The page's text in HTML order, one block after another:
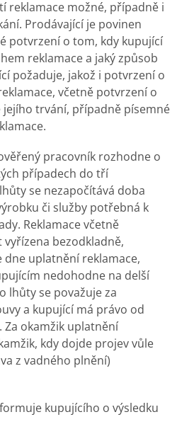
reklamace možné, případně i
Prodávající je povinen
potvrzení o tom, kdy kupující
reklamace a jaký způsob
požaduje, jakož i potvrzení o
včetně potvrzení o
trvání, případně písemné
pracovník rozhodne o
případech do tří
se nezapočítává doba
či služby potřebná k
Reklamace včetně
bezodkladně,
uplatnění reklamace,
nedohodne na delší
lhůty se považuje za
a kupující má právo od
okamžik uplatnění
kdy dojde projev vůle
z vadného plnění)
kupujícího o výsledku